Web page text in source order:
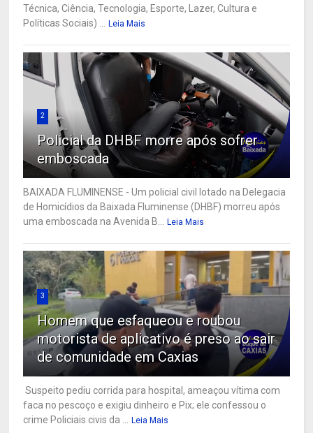
Técnica, Ciência, Tecnologia, Esporte, Lazer, Cultura e
Políticas Sociais) ...
Leia Mais
2
Policial da DHBF morre após sofrer
emboscada
BAIXADA FLUMINENSE - Um policial civil lotado na Delegacia
de Homicídios da Baixada Fluminense (DHBF) morreu após
uma emboscada na Avenida B...
Leia Mais
3
Homem que esfaqueou e roubou
motorista de aplicativo é preso ao sair
de comunidade em Caxias
Suspeito pediu corrida para hospital, ameaçou vítima com
faca no pescoço e exigiu dinheiro e Pix; ele confessou o
crime Policiais civis da ...
Leia Mais